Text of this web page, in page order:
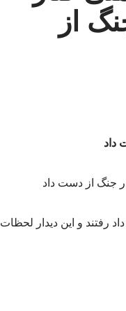
از
داد
رفتند و این دیدار لحظات